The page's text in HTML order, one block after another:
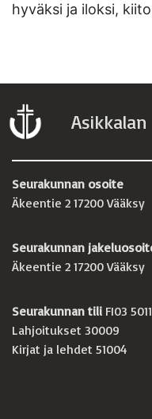
hyväksi ja iloksi,
Seurakunnan osoite
Äkeentie 2 17200 Vääksy
Seurakunnan
Äkeentie 2 17200 Vääksy
Seurakunnan tili FI03
Lahjoitukset 30009
Kirjat ja lehdet 51004